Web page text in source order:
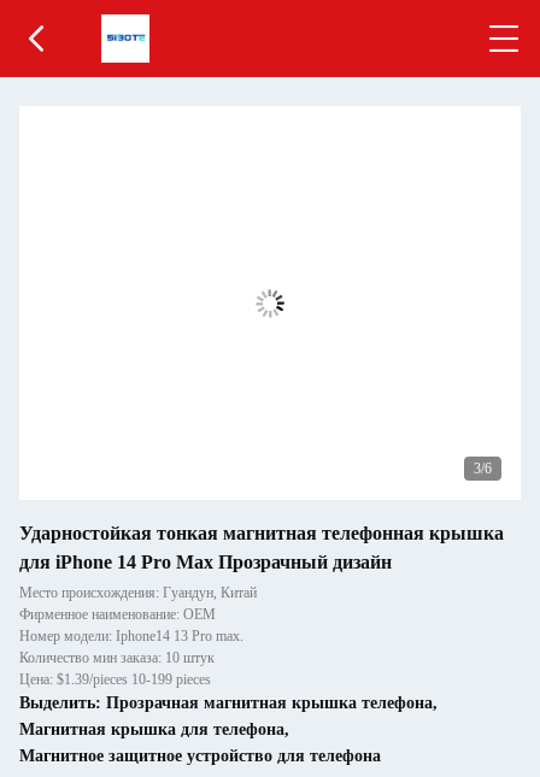
3/6
Ударностойкая тонкая магнитная телефонная крышка
для iPhone 14 Pro Max Прозрачный дизайн
Место происхождения: Гуандун, Китай
Фирменное наименование: OEM
Номер модели: Iphone14 13 Pro max.
Количество мин заказа: 10 штук
Цена: $1.39/pieces 10-199 pieces
Выделить: Прозрачная магнитная крышка телефона,
Магнитная крышка для телефона,
Магнитное защитное устройство для телефона